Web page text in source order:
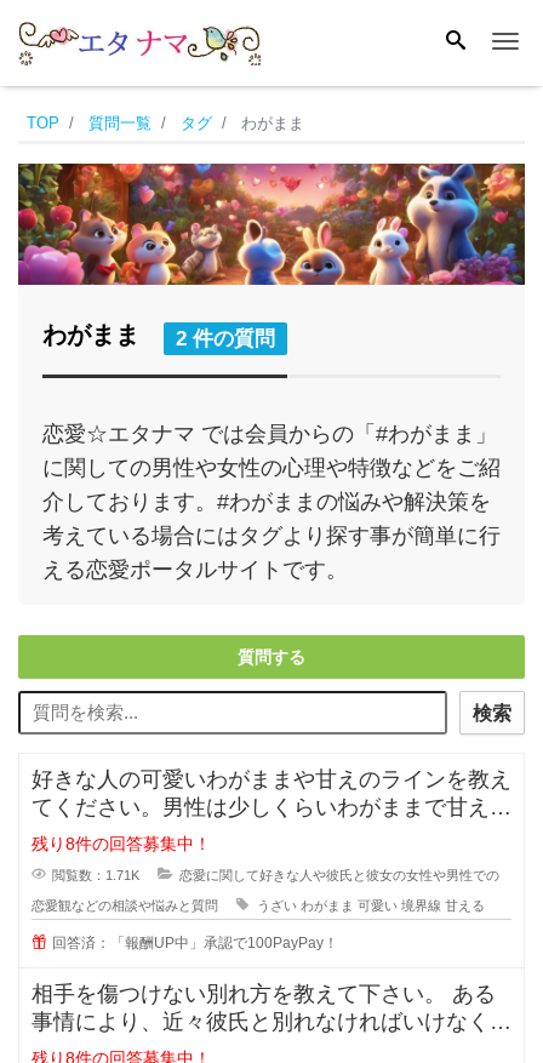
TOP 質問一覧 タグ わがまま
わがまま 2 件の質問
恋愛☆エタナマ では会員からの「#わがまま」
に関しての男性や女性の心理や特徴などをご紹
介しております。#わがままの悩みや解決策を
考えている場合にはタグより探す事が簡単に行
える恋愛ポータルサイトです。
質問する
検索
好きな人の可愛いわがままや甘えのラインを教え
てください。男性は少しくらいわがままで甘えて
くれる女性が好きと言いますが、あ
残り8件の回答募集中！
閲覧数：1.71K 恋愛に関して好きな人や彼氏と彼女の女性や男性での
恋愛観などの相談や悩みと質問 うざい わがまま 可愛い 境界線 甘える
回答済：「報酬UP中」承認で100PayPay！
相手を傷つけない別れ方を教えて下さい。 ある
事情により、近々彼氏と別れなければいけなくな
りました。まだ付き合って半年程で
残り8件の回答募集中！